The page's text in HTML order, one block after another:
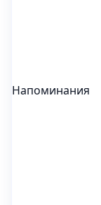
Напоминания